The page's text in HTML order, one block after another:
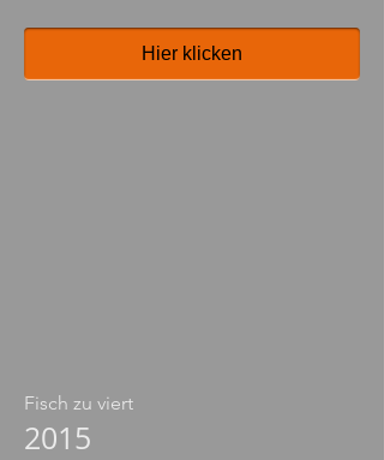
Hier klicken
Fisch zu viert
2015